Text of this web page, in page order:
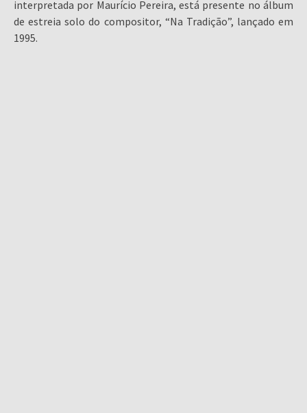
interpretada por Maurício Pereira, está presente no álbum
de estreia solo do compositor, “Na Tradição”, lançado em
1995.